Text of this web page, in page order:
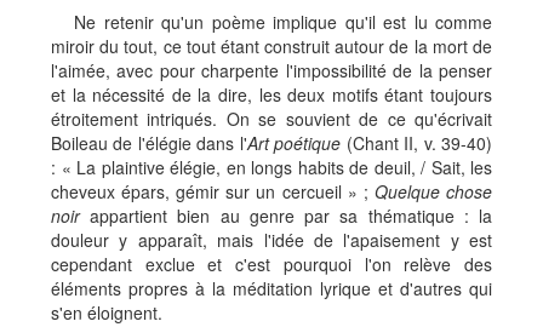
Ne retenir qu'un poème implique qu'il est lu comme
miroir du tout, ce tout étant construit autour de la mort de
l'aimée, avec pour charpente l'impossibilité de la penser
et la nécessité de la dire, les deux motifs étant toujours
étroitement intriqués. On se souvient de ce qu'écrivait
Boileau de l'élégie dans l'Art poétique (Chant II, v. 39-40)
: « La plaintive élégie, en longs habits de deuil, / Sait, les
cheveux épars, gémir sur un cercueil » ; Quelque chose
noirappartient bien au genre par sa thématique : la
douleur y apparaît, mais l'idée de l'apaisement y est
cependant exclue et c'est pourquoi l'on relève des
éléments propres à la méditation lyrique et d'autres qui
s'en éloignent.